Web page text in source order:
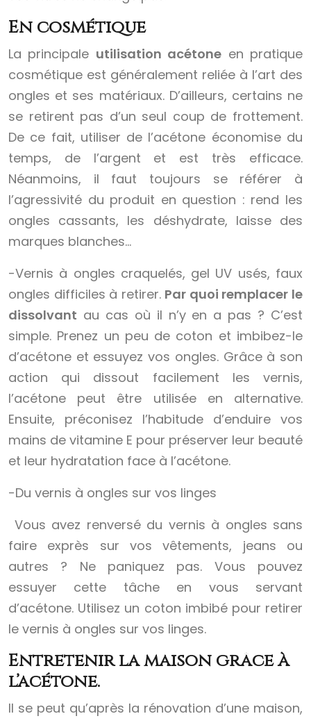
En cosmétique
La principale utilisation acétone en pratique
cosmétique est généralement reliée à l’art des
ongles et ses matériaux. D’ailleurs, certains ne
se retirent pas d’un seul coup de frottement.
De ce fait, utiliser de l’acétone économise du
temps, de l’argent et est très efficace.
Néanmoins, il faut toujours se référer à
l’agressivité du produit en question : rend les
ongles cassants, les déshydrate, laisse des
marques blanches…
-Vernis à ongles craquelés, gel UV usés, faux
ongles difficiles à retirer. Par quoi remplacer le
dissolvant au cas où il n’y en a pas ? C’est
simple. Prenez un peu de coton et imbibez-le
d’acétone et essuyez vos ongles. Grâce à son
action qui dissout facilement les vernis,
l’acétone peut être utilisée en alternative.
Ensuite, préconisez l’habitude d’enduire vos
mains de vitamine E pour préserver leur beauté
et leur hydratation face à l’acétone.
-Du vernis à ongles sur vos linges
Vous avez renversé du vernis à ongles sans
faire exprès sur vos vêtements, jeans ou
autres ? Ne paniquez pas. Vous pouvez
essuyer cette tâche en vous servant
d’acétone. Utilisez un coton imbibé pour retirer
le vernis à ongles sur vos linges.
Entretenir la maison grâce à
l’acétone.
Il se peut qu’après la rénovation d’une maison,